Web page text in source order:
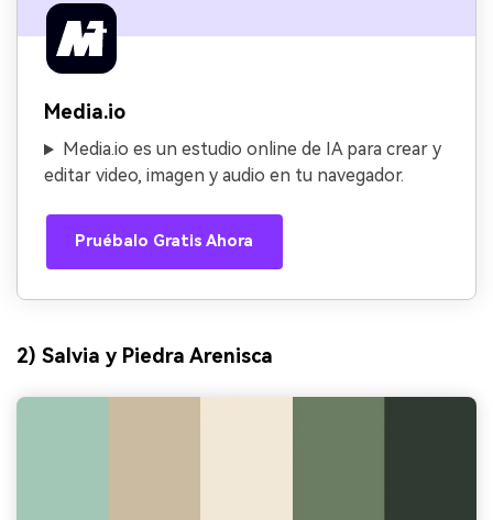
Media.io
Media.io es un estudio online de IA para crear y
editar video, imagen y audio en tu navegador.
Pruébalo Gratis Ahora
2) Salvia y Piedra Arenisca